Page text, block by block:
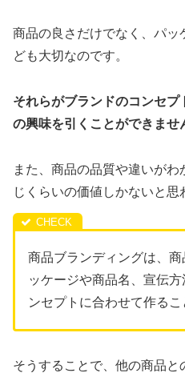
商品の良さだけでなく、パ
ども大切なのです。
それらがブランドのコンセ
の興味を引くことができませ
また、商品の品質や違いが
じくらいの価値しかないと思
商品ブランディングは、
ッケージや商品名、宣伝
ンセプトに合わせて作るこ
そうすることで、他の商品